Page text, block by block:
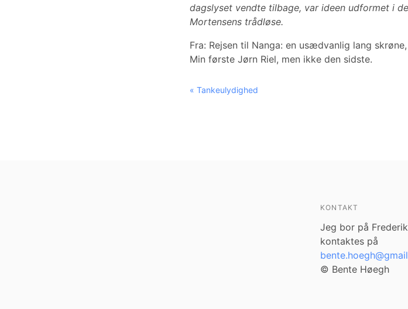
dagslyset vendte tilbage, var ideen udformet i
Mortensens trådløse.
Fra: Rejsen til Nanga: en usædvanlig lang
Min første Jørn Riel, men ikke den sidste.
« Tankeulydighed
KONTAKT
Jeg bor på
kontaktes på
© Bente Høegh